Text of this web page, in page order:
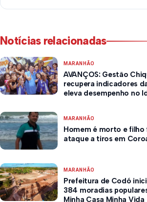
Notícias relacionadas
MARANHÃO
AVANÇOS: Gestão
recupera indicadores
eleva desempenho no
MARANHÃO
Homem é morto e filho
ataque a tiros em
MARANHÃO
Prefeitura de Codó
384 moradias
Minha Casa Minha Vida